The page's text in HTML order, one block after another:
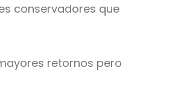
conservadores que
retornos pero